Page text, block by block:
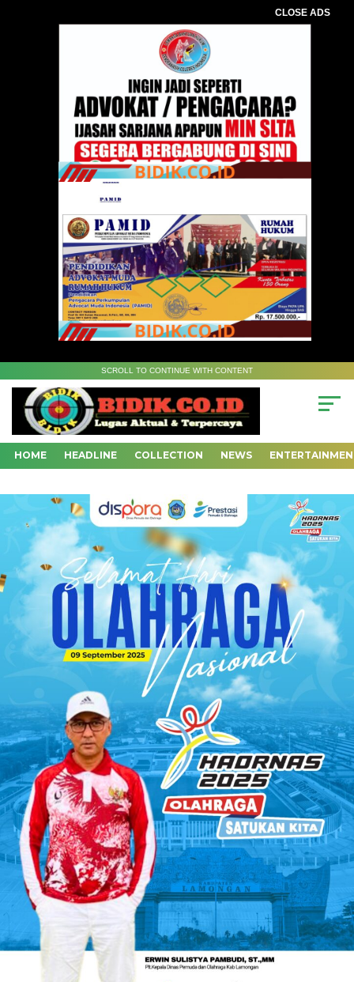
CLOSE ADS
SCROLL TO CONTINUE WITH CONTENT
HOME HEADLINE COLLECTION NEWS